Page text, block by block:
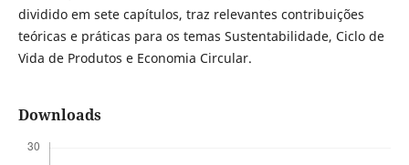
dividido em sete capítulos, traz relevantes contribuições
teóricas e práticas para os temas Sustentabilidade, Ciclo de
Vida de Produtos e Economia Circular.
Downloads